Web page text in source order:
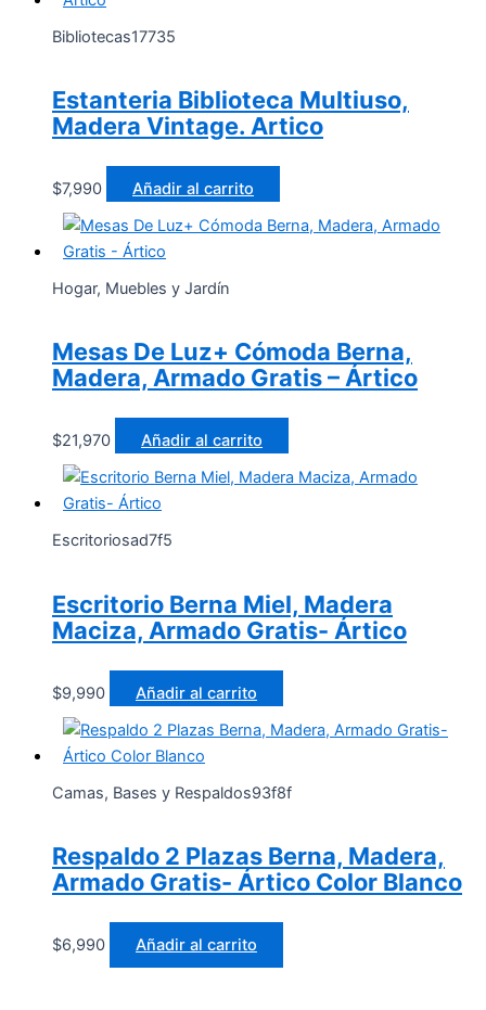
Bibliotecas17735
Estanteria Biblioteca Multiuso,
Madera Vintage. Artico
$7,990 Añadir al carrito
Hogar, Muebles y Jardín
Mesas De Luz+ Cómoda Berna,
Madera, Armado Gratis – Ártico
$21,970 Añadir al carrito
Escritoriosad7f5
Escritorio Berna Miel, Madera
Maciza, Armado Gratis- Ártico
$9,990 Añadir al carrito
Camas, Bases y Respaldos93f8f
Respaldo 2 Plazas Berna, Madera,
Armado Gratis- Ártico Color Blanco
$6,990 Añadir al carrito